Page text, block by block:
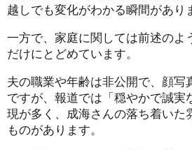
越しでも変化がわかる瞬間があり
一方で、家庭に関しては前述のよ
だけにとどめています。
夫の職業や年齢は非公開で、顔写
ですが、報道では「穏やかで誠実
現が多く、成海さんの落ち着いた
ものがあります。